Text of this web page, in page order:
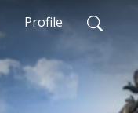
Profile